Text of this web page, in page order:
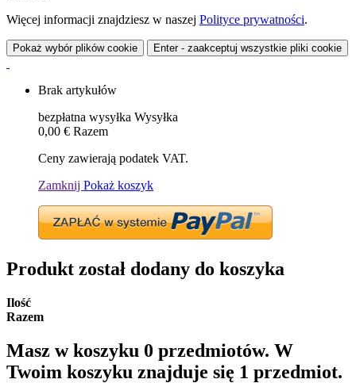
Więcej informacji znajdziesz w naszej Polityce prywatności.
Pokaż wybór plików cookie Enter - zaakceptuj wszystkie pliki cookie
Brak artykułów
bezpłatna wysyłka Wysyłka
0,00 € Razem
Ceny zawierają podatek VAT.
Zamknij Pokaż koszyk
Produkt został dodany do koszyka
Ilość
Razem
Masz w koszyku 0 przedmiotów. W
Twoim koszyku znajduje się 1 przedmiot.